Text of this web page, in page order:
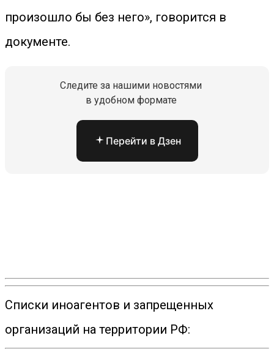
произошло бы без него», говорится в
документе.
Следите за нашими новостями
в удобном формате
Перейти в Дзен
Списки иноагентов и запрещенных
организаций на территории РФ: